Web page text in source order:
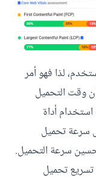
لذا فهو أمر
وقت التحميل
أداة
سرعة تحميل
سرعة التحميل.
تحميل